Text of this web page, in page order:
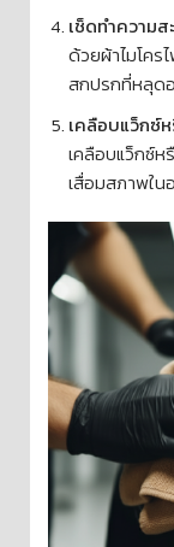
เช็ดทำความส
ด้วยผ้าไมโคร
สกปรกที่หลุด
เคลือบแว็กซ์
เคลือบแว็กซ์ห
เสื่อมสภาพใน